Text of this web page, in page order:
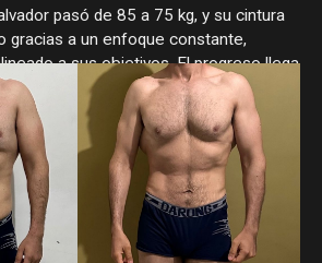
pasó de 85 a 75 kg, y su cintura
gracias a un enfoque constante,
a sus objetivos. El progreso llega
bien.